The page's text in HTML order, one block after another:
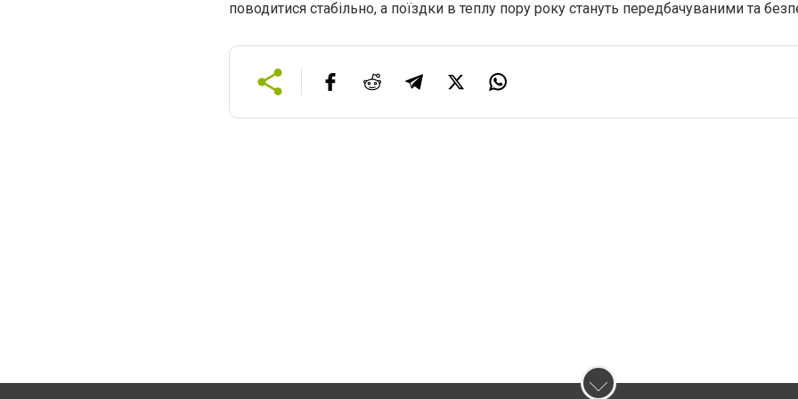
поводитися стабільно, а поїздки в теплу пору року стануть передбачуваними та